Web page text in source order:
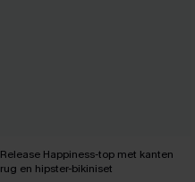
Release Happiness-top met kanten
rug en hipster-bikiniset